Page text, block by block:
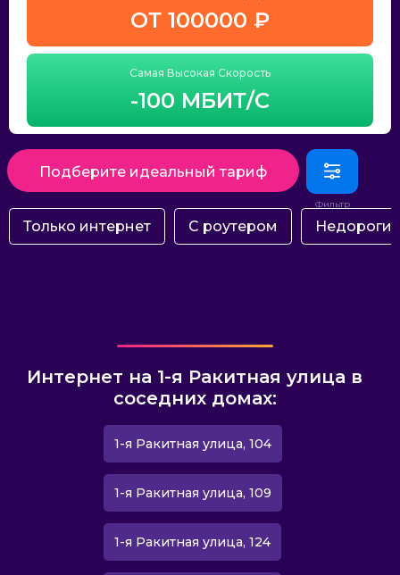
ОТ 100000 ₽
Самая Высокая Скорость
-100 МБИТ/С
Подберите идеальный тариф
Только интернет С роутером Недорогие
Интернет на 1-я Ракитная улица в
соседних домах:
1-я Ракитная улица, 104
1-я Ракитная улица, 109
1-я Ракитная улица, 124